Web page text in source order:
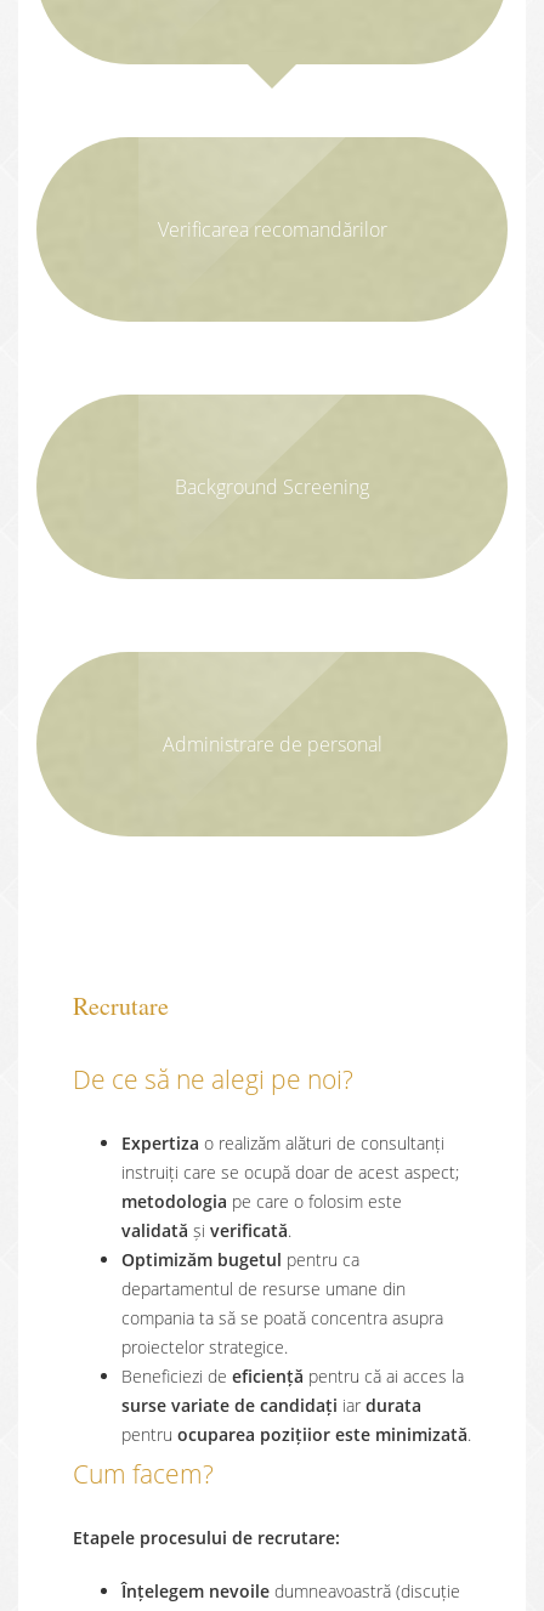
Verificarea recomandărilor
Background Screening
Administrare de personal
Recrutare
De ce să ne alegi pe noi?
Expertiza o realizăm alături de consultanți
instruiți care se ocupă doar de acest aspect;
metodologia pe care o folosim este
validată și verificată.
Optimizăm bugetul pentru ca
departamentul de resurse umane din
compania ta să se poată concentra asupra
proiectelor strategice.
Beneficiezi de eficiență pentru că ai acces la
surse variate de candidați iar durata
pentru ocuparea pozițiior este minimizată.
Cum facem?
Etapele procesului de recrutare:
Înțelegem nevoile dumneavoastră (discuție